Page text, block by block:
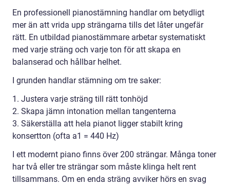
En professionell pianostämning handlar om betydligt
mer än att vrida upp strängarna tills det låter ungefär
rätt. En utbildad pianostämmare arbetar systematiskt
med varje sträng och varje ton för att skapa en
balanserad och hållbar helhet.
I grunden handlar stämning om tre saker:
1. Justera varje sträng till rätt tonhöjd
2. Skapa jämn intonation mellan tangenterna
3. Säkerställa att hela pianot ligger stabilt kring
konsertton (ofta a1 = 440 Hz)
I ett modernt piano finns över 200 strängar. Många toner
har två eller tre strängar som måste klinga helt rent
tillsammans. Om en enda sträng avviker hörs en svag